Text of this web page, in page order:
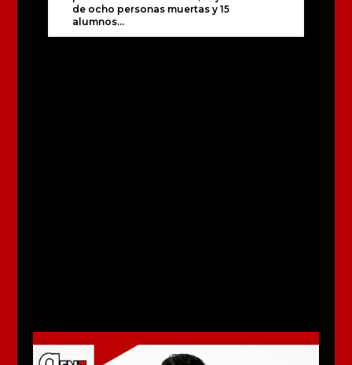
de ocho personas muertas y 15
alumnos...